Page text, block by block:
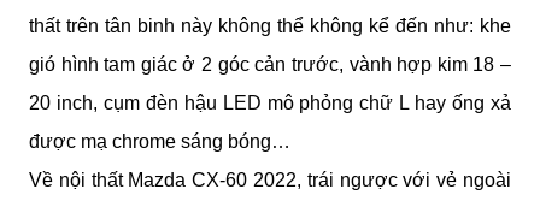
thất trên tân binh này không thể không kể đến như: khe
gió hình tam giác ở 2 góc cản trước, vành hợp kim 18 –
20 inch, cụm đèn hậu LED mô phỏng chữ L hay ống xả
được mạ chrome sáng bóng…
Về nội thất Mazda CX-60 2022, trái ngược với vẻ ngoài